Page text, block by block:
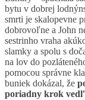
bytu v dobrej
smrti je skalopevne
dobrovoľne a John
sestrinho vraha
slamky a spolu s
na lov do
pomocou správne
buniek dokázal, že
poriadny krok